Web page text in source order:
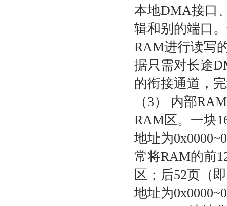
本地DMA接口
辑和别的端口
RAM进行读写
据只需对长途
的衔接通道
（3） 内部
RAM区。一块
地址为
常将RAM的前
区；后52页（
地址为